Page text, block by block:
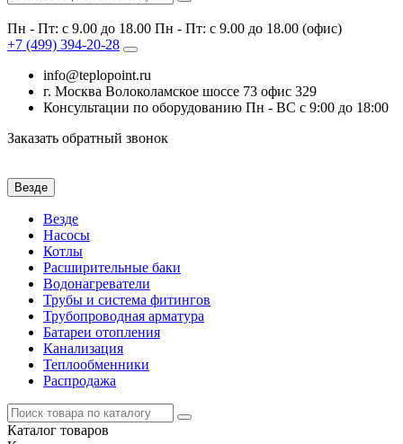
Пн - Пт: с 9.00 до 18.00 Пн - Пт: с 9.00 до 18.00 (офис)
+7 (499) 394-20-28
info@teplopoint.ru
г. Москва Волоколамское шоссе 73 офис 329
Консультации по оборудованию Пн - ВС с 9:00 до 18:00
Заказать обратный звонок
Везде
Везде
Насосы
Котлы
Расширительные баки
Водонагреватели
Трубы и система фитингов
Трубопроводная арматура
Батареи отопления
Канализация
Теплообменники
Распродажа
Каталог товаров